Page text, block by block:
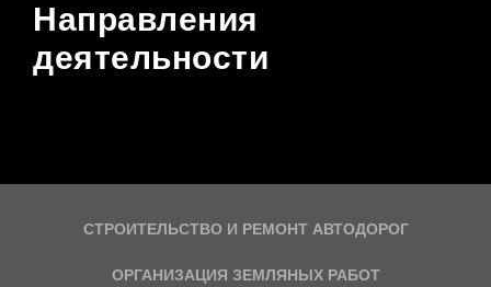
Направления
деятельности
СТРОИТЕЛЬСТВО И РЕМОНТ АВТОДОРОГ
ОРГАНИЗАЦИЯ ЗЕМЛЯНЫХ РАБОТ